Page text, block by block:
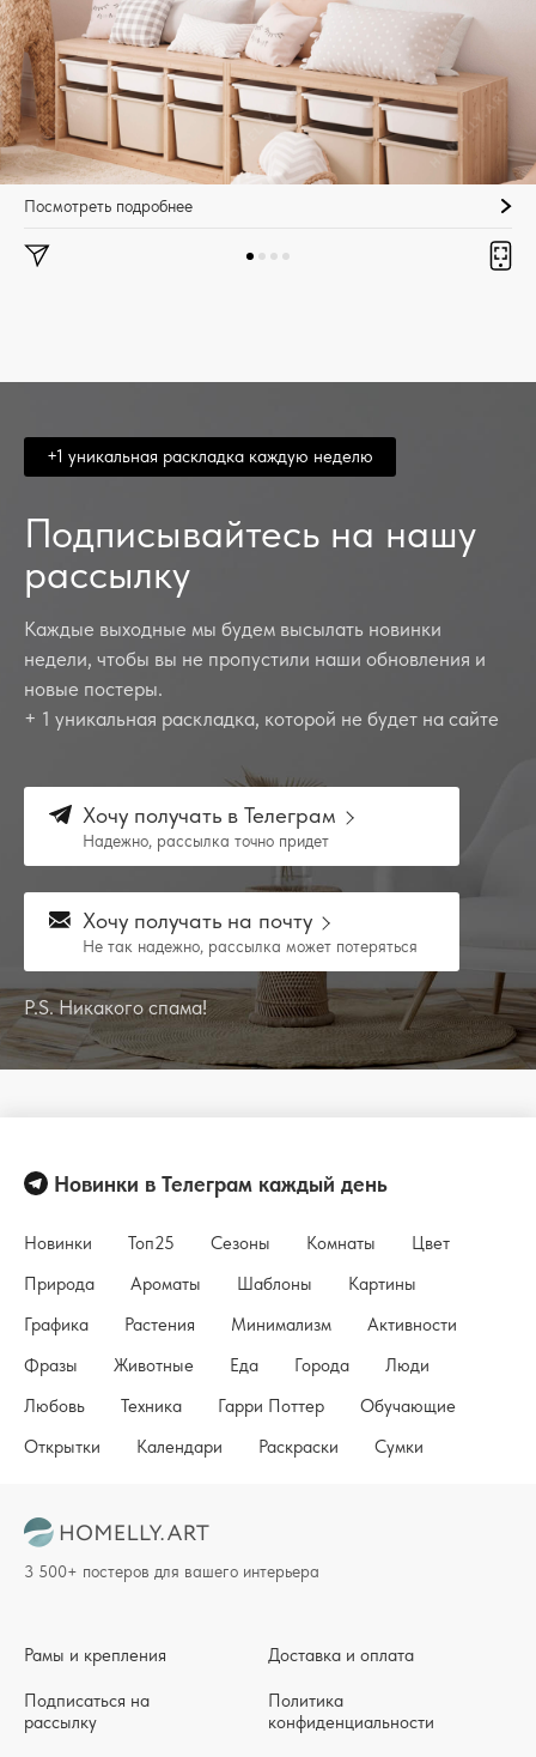
Посмотреть подробнее
+1 уникальная раскладка каждую неделю
Подписывайтесь на нашу
рассылку
Каждые выходные мы будем высылать новинки
недели, чтобы вы не пропустили наши обновления и
новые постеры.
+ 1 уникальная раскладка, которой не будет на сайте
Хочу получать в Телеграм
Надежно, рассылка точно придет
Хочу получать на почту
Не так надежно, рассылка может потеряться
P.S. Никакого спама!
Новинки в Телеграм каждый день
Новинки Топ25 Сезоны Комнаты
Цвет
Природа
Ароматы Шаблоны
Картины
Графика
Растения Минимализм
Активности
Фразы
Животные Еда Города
Люди
Любовь
Техника Гарри Поттер
Обучающие
Открытки
Календари Раскраски Сумки
Рамы и крепления
Подписаться на
рассылку
Доставка и оплата
Политика
конфиденциальности
3 500+ постеров для вашего интерьера